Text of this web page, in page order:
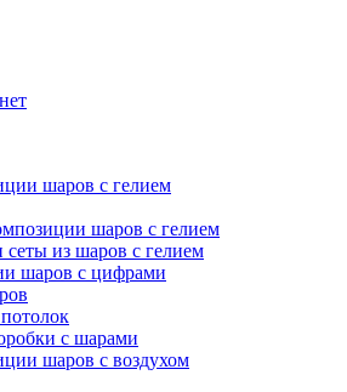
шаров с гелием
шаров с гелием
из шаров с гелием
шаров с цифрами
с шарами
шаров с воздухом